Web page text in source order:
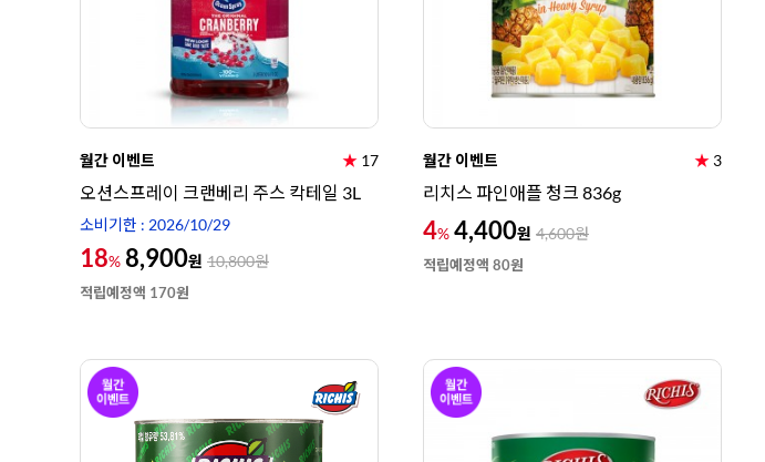
월간 이벤트 ★ 17
오션스프레이 크랜베리 주스 칵테일 3L
소비기한 : 2026/10/29
18% 8,900원 10,800원
적립예정액 170원
월간 이벤트 ★ 3
리치스 파인애플 청크 836g
4% 4,400원 4,600원
적립예정액 80원